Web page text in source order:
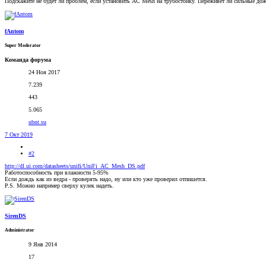
fAntom
Super Moderator
Команда форума
24 Ноя 2017
7.239
443
5.065
ubnt.su
7 Окт 2019
#2
http://dl.ui.com/datasheets/unifi/UniFi_AC_Mesh_DS.pdf
Работоспособность при влажности 5-95%
Если дождь как из ведра - проверять надо, ну или кто уже проверил отпишется.
P.S. Можно например сверху кулек надеть.
SirenDS
Administrator
9 Янв 2014
17